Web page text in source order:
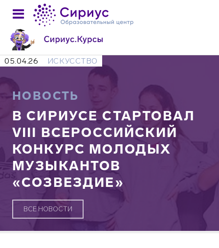
05.04.26 ИСКУССТВО
НОВОСТЬ
В СИРИУСЕ СТАРТОВАЛ
VIII ВСЕРОССИЙСКИЙ
КОНКУРС МОЛОДЫХ
МУЗЫКАНТОВ
«СОЗВЕЗДИЕ»
ВСЕ НОВОСТИ